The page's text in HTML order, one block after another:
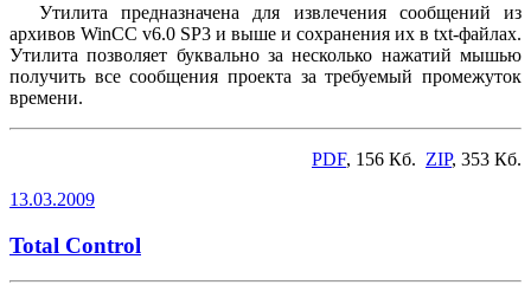
Утилита предназначена для извлечения сообщений из
архивов WinCC v6.0 SP3 и выше и сохранения их в txt-файлах.
Утилита позволяет буквально за несколько нажатий мышью
получить все сообщения проекта за требуемый промежуток
времени.
PDF, 156 Кб. ZIP, 353 Кб.
13.03.2009
Total Control